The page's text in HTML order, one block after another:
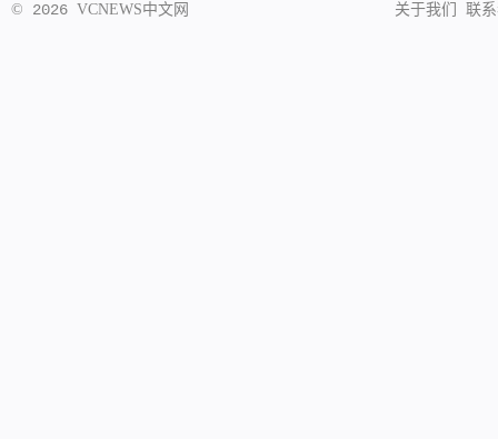
© 2026 VCNEWS中文网 关于我们 联